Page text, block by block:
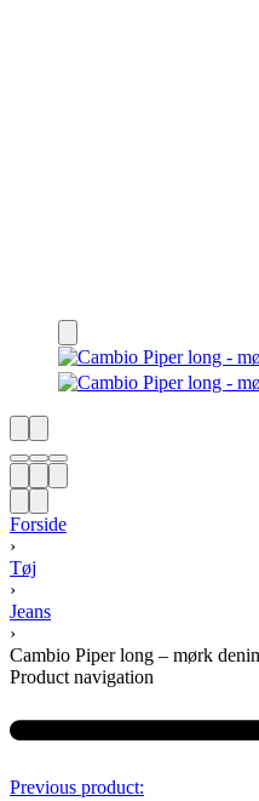
Forside
›
Tøj
›
Jeans
›
Cambio Piper long – mørk
Product navigation
Previous product: